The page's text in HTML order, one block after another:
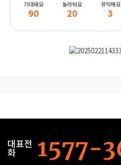
기대돼요
90
놀라워요
20
유익해요
3
대표전
화